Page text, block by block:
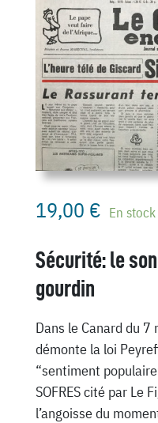
19,00 € En stock
Sécurité: le
gourdin
Dans le Canard du 7
démonte la loi
“sentiment
SOFRES cité par Le
l’angoisse du